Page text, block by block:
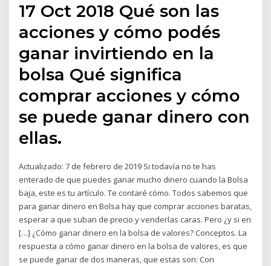
17 Oct 2018 Qué son las
acciones y cómo podés
ganar invirtiendo en la
bolsa Qué significa
comprar acciones y cómo
se puede ganar dinero con
ellas.
Actualizado: 7 de febrero de 2019 Si todavía no te has
enterado de que puedes ganar mucho dinero cuando la Bolsa
baja, este es tu artículo. Te contaré cómo. Todos sabemos que
para ganar dinero en Bolsa hay que comprar acciones baratas,
esperar a que suban de precio y venderlas caras. Pero ¿y si en
[…] ¿Cómo ganar dinero en la bolsa de valores? Conceptos. La
respuesta a cómo ganar dinero en la bolsa de valores, es que
se puede ganar de dos maneras, que estas son: Con